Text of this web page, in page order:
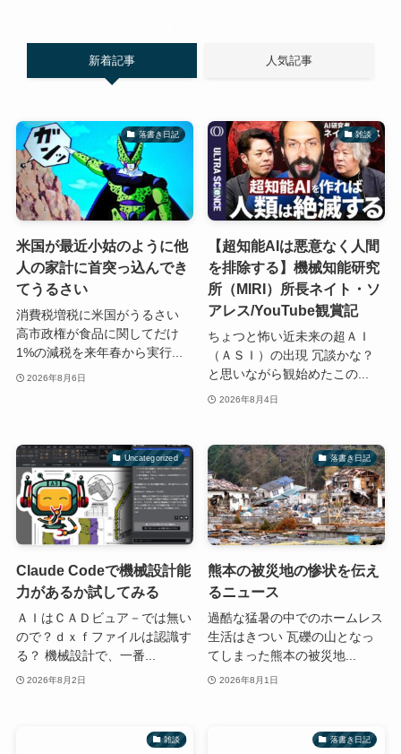
新着記事 人気記事
落書き日記
米国が最近小姑のように他
人の家計に首突っ込んでき
てうるさい
消費税増税に米国がうるさい
高市政権が食品に関してだけ
1%の減税を来年春から実行...
2026年8月6日
雑談
【超知能AIは悪意なく人間
を排除する】機械知能研究
所（MIRI）所長ネイト・ソ
アレス/YouTube観賞記
ちょつと怖い近未来の超ＡＩ
（ＡＳＩ）の出現 冗談かな？
と思いながら観始めたこの...
2026年8月4日
Uncategorized
Claude Codeで機械設計能
力があるか試してみる
ＡＩはＣＡＤビュア－では無い
ので？ｄｘｆファイルは認識す
る？ 機械設計で、一番...
2026年8月2日
落書き日記
熊本の被災地の惨状を伝え
るニュース
過酷な猛暑の中でのホームレス
生活はきつい 瓦礫の山となっ
てしまった熊本の被災地...
2026年8月1日
雑談 落書き日記